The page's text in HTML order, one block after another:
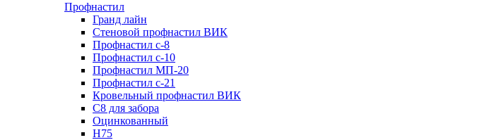
Профнастил
Гранд лайн
Стеновой профнастил ВИК
Профнастил с-8
Профнастил с-10
Профнастил МП-20
Профнастил с-21
Кровельный профнастил ВИК
С8 для забора
Оцинкованный
Н75